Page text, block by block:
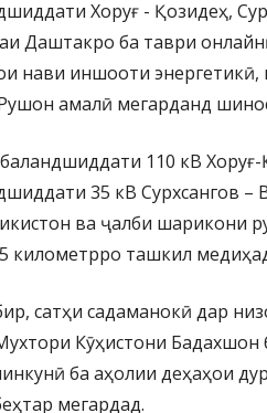
Хоруғ - Қозидеҳ,
Даштакро ба таври
нави иншооти энергетикӣ,
амалӣ мегарданд
110 кВ
35 кВ Сурхсангов –
ва ҷалби шарикони
километрро ташкил
сатҳи садаманокӣ дар
Кӯҳистони
ба аҳолии деҳаҳои
мегардад.